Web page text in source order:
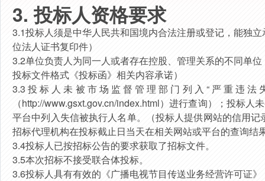
3. 投标人资格要求
3.1投标人须是中华人民共和国境内合法注册或登记，能独
位法人证书复印件）
3.2单位负责人为同一人或者存在控股、管理关系的不同单
投标文件格式《投标函》相关内容承诺）
3.3 投标人未被市场监督管理部门列入“严重违法
（http://www.gsxt.gov.cn/index.html）进行查询）；投标
平台中列入失信被执行人名单。（投标人提供网站的信用记
招标代理机构在投标截止日当天在相关网站或平台的查询
3.4投标人已按招标公告的要求获取了招标文件。
3.5本次招标不接受联合体投标。
3.6投标人具有有效的 《广播电视节目传送业务经营许可证》